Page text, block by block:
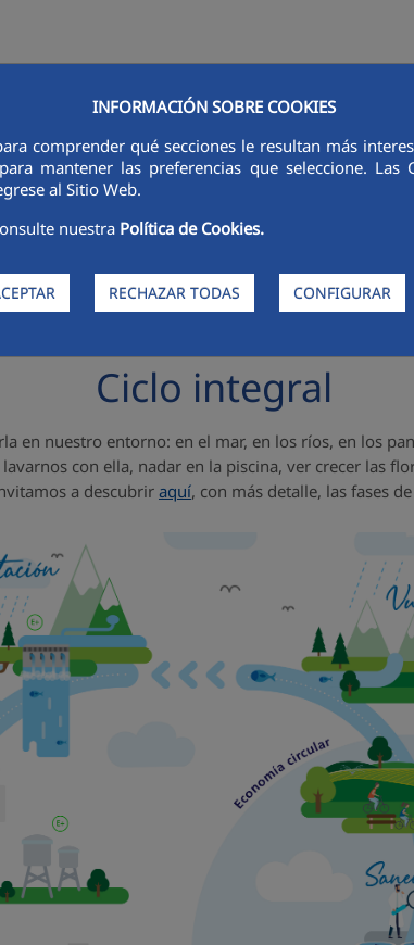
INFORMACIÓN SOBRE COOKIES
comprender qué secciones le resultan más
mantener las preferencias que seleccione.
al Sitio Web.
nuestra Política de Cookies.
RECHAZAR TODAS CONFIGURAR
Ciclo integral
en nuestro entorno: en el mar, en los ríos, en los
con ella, nadar en la piscina, ver crecer las
a descubriraquí, con más detalle, las fases